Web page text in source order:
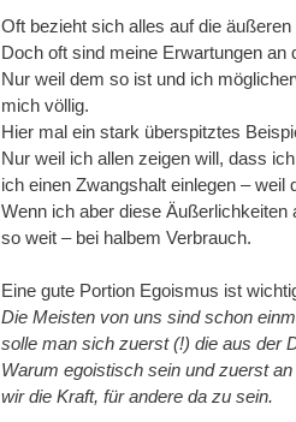
Oft bezieht sich alles auf die
Doch oft sind meine Erwartungen
Nur weil dem so ist und ich
mich völlig.
Hier mal ein stark überspitztes
Nur weil ich allen zeigen will, dass
ich einen Zwangshalt einlegen – weil
Wenn ich aber diese Äußerlichkeiten
so weit – bei halbem Verbrauch.
Eine gute Portion Egoismus ist
Die Meisten von uns sind schon
solle man sich zuerst (!) die aus der
Warum egoistisch sein und zuerst
wir die Kraft, für andere da zu sein.